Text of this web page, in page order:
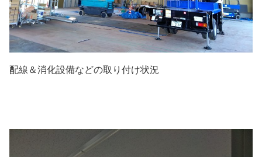
配線＆消化設備などの取り付け状況